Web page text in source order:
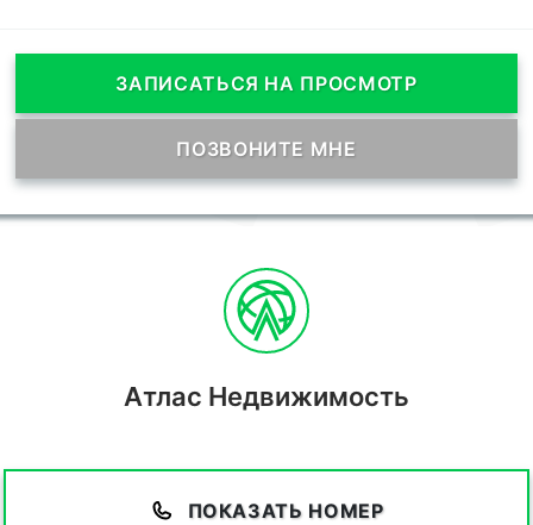
ЗАПИСАТЬСЯ НА ПРОСМОТР
ПОЗВОНИТЕ МНЕ
Атлас Недвижимость
ПОКАЗАТЬ НОМЕР